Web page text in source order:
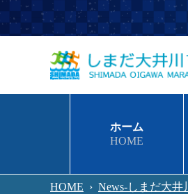
ホーム
HOME
HOME › News-しまだ大